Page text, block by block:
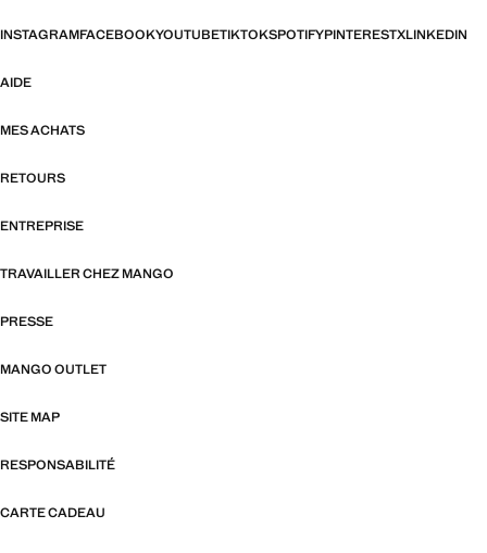
INSTAGRAMFACEBOOKYOUTUBETIKTOKSPOTIFYPINTERESTXLINKEDIN
AIDE
MES ACHATS
RETOURS
ENTREPRISE
TRAVAILLER CHEZ MANGO
PRESSE
MANGO OUTLET
SITE MAP
RESPONSABILITÉ
CARTE CADEAU